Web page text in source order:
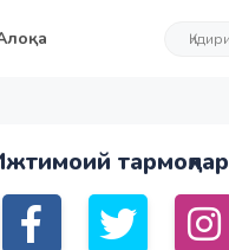
тармоқлар